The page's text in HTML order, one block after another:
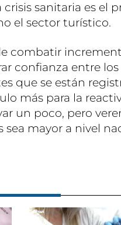
sanitaria es el
el sector turístico.
combatir
confianza entre
que se están
más para la
un poco, pero
mayor a nivel